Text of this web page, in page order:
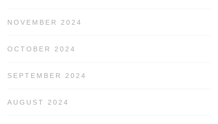
NOVEMBER 2024
OCTOBER 2024
SEPTEMBER 2024
AUGUST 2024